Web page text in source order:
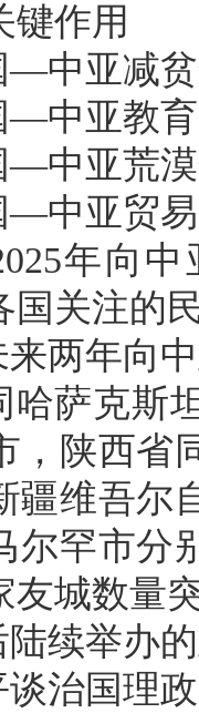
键作用
—中亚减
—中亚教
—中亚荒
—中亚贸
年向
国关注的
两年向
哈萨克斯
，陕西省
疆维吾尔
尔罕市分
友城数量
续举办
谈治国理